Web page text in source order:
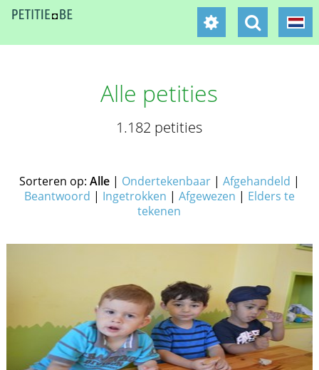
Alle petities
1.182 petities
Sorteren op: Alle| Ondertekenbaar| Afgehandeld |
Beantwoord | Ingetrokken | Afgewezen | Elders te
tekenen